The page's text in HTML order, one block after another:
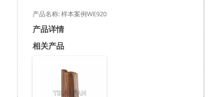
产品名称: 样本案例WE920
产品详情
相关产品